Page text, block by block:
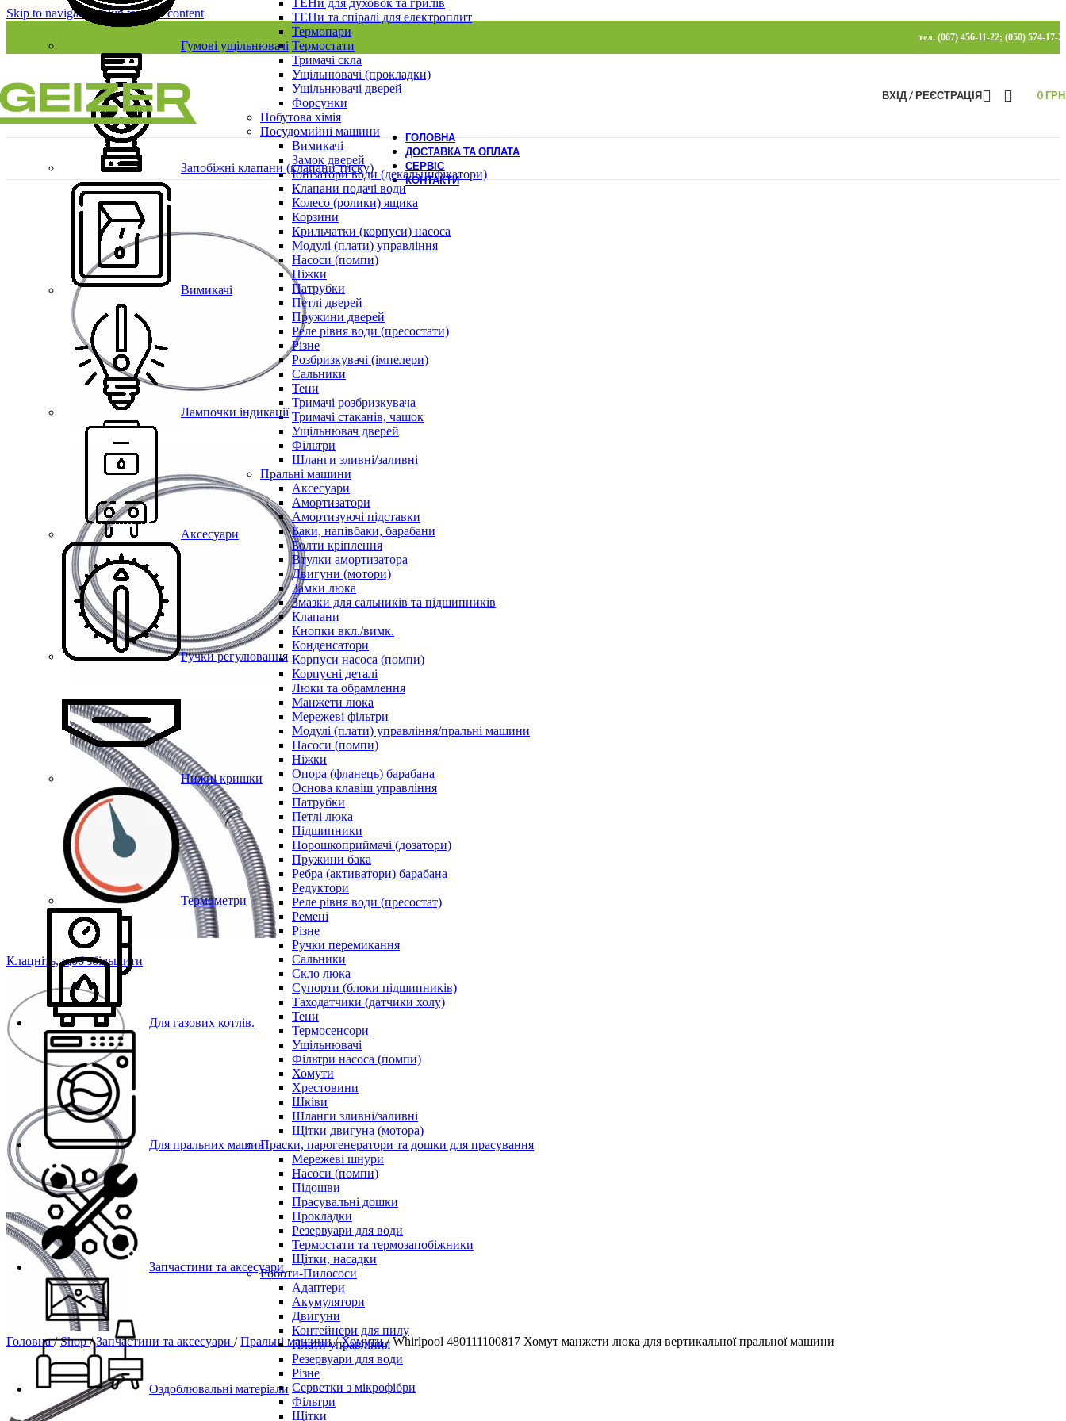
Skip to navigationSkip to main content
тел. (067) 456-11-22; (050) 574-17-
ТЕНи та спіралі для електроплит
Термопари
Термостати
Тримачі скла
Ущільнювачі (прокладки)
Ущільнювачі дверей
Форсунки
Побутова хімія
Посудомийні машини
Вимикачі
Замок дверей
Іонізатори води (декальцифікатори)
Клапани подачі води
Колесо (ролики) ящика
Корзини
Крильчатки (корпуси) насоса
Модулі (плати) управління
Насоси (помпи)
Ніжки
Патрубки
Петлі дверей
Пружини дверей
Реле рівня води (пресостати)
Різне
Розбризкувачі (імпелери)
Сальники
Тени
Тримачі розбризкувача
Тримачі стаканів, чашок
Ущільнювач дверей
Фільтри
Шланги зливні/заливні
Пральні машини
Аксесуари
Амортизатори
Амортизуючі підставки
Баки, напівбаки, барабани
Болти кріплення
Втулки амортизатора
Двигуни (мотори)
Замки люка
Змазки для сальників та підшипників
Клапани
Кнопки вкл./вимк.
Конденсатори
Корпуси насоса (помпи)
Корпусні деталі
Люки та обрамлення
Манжети люка
Мережеві фільтри
Модулі (плати) управління/пральні машини
Насоси (помпи)
Ніжки
Опора (фланець) барабана
Основа клавіш управління
Патрубки
Петлі люка
Підшипники
Порошкоприймачі (дозатори)
Пружини бака
Ребра (активатори) барабана
Редуктори
Реле рівня води (пресостат)
Ремені
Різне
Ручки перемикання
Сальники
Скло люка
Супорти (блоки підшипників)
Таходатчики (датчики холу)
Тени
Термосенсори
Ущільнювачі
Фільтри насоса (помпи)
Хомути
Хрестовини
Шківи
Шланги зливні/заливні
Щітки двигуна (мотора)
Праски, парогенератори та дошки для прасування
Мережеві шнури
Насоси (помпи)
Підошви
Прасувальні дошки
Прокладки
Резервуари для води
Термостати та термозапобіжники
Щітки, насадки
Роботи-Пилососи
Адаптери
Акумулятори
Двигуни
Контейнери для пилу
Плати управління
Резервуари для води
Різне
Серветки з мікрофібри
Фільтри
Щітки
ВХІД / РЕЄСТРАЦІЯ 0
Гумові ущільнювачі
Запобіжні клапани (клапани тиску)
Вимикачі
Лампочки індикації
Аксесуари
Ручки регулювання
Нижні кришки
Термометри
Для газових котлів.
Для пральних машин
Запчастини та аксесуари
Оздоблювальні матеріали
ГОЛОВНА
ДОСТАВКА ТА ОПЛАТА
СЕРВІС
КОНТАКТИ
Клацніть, щоб збільшити
Головна/ Shop/ Запчастини та аксесуари / Пральні машини/ Хомути/ Whirlpool 480111100817 Хомут манжети люка для вертикальної пральної машини